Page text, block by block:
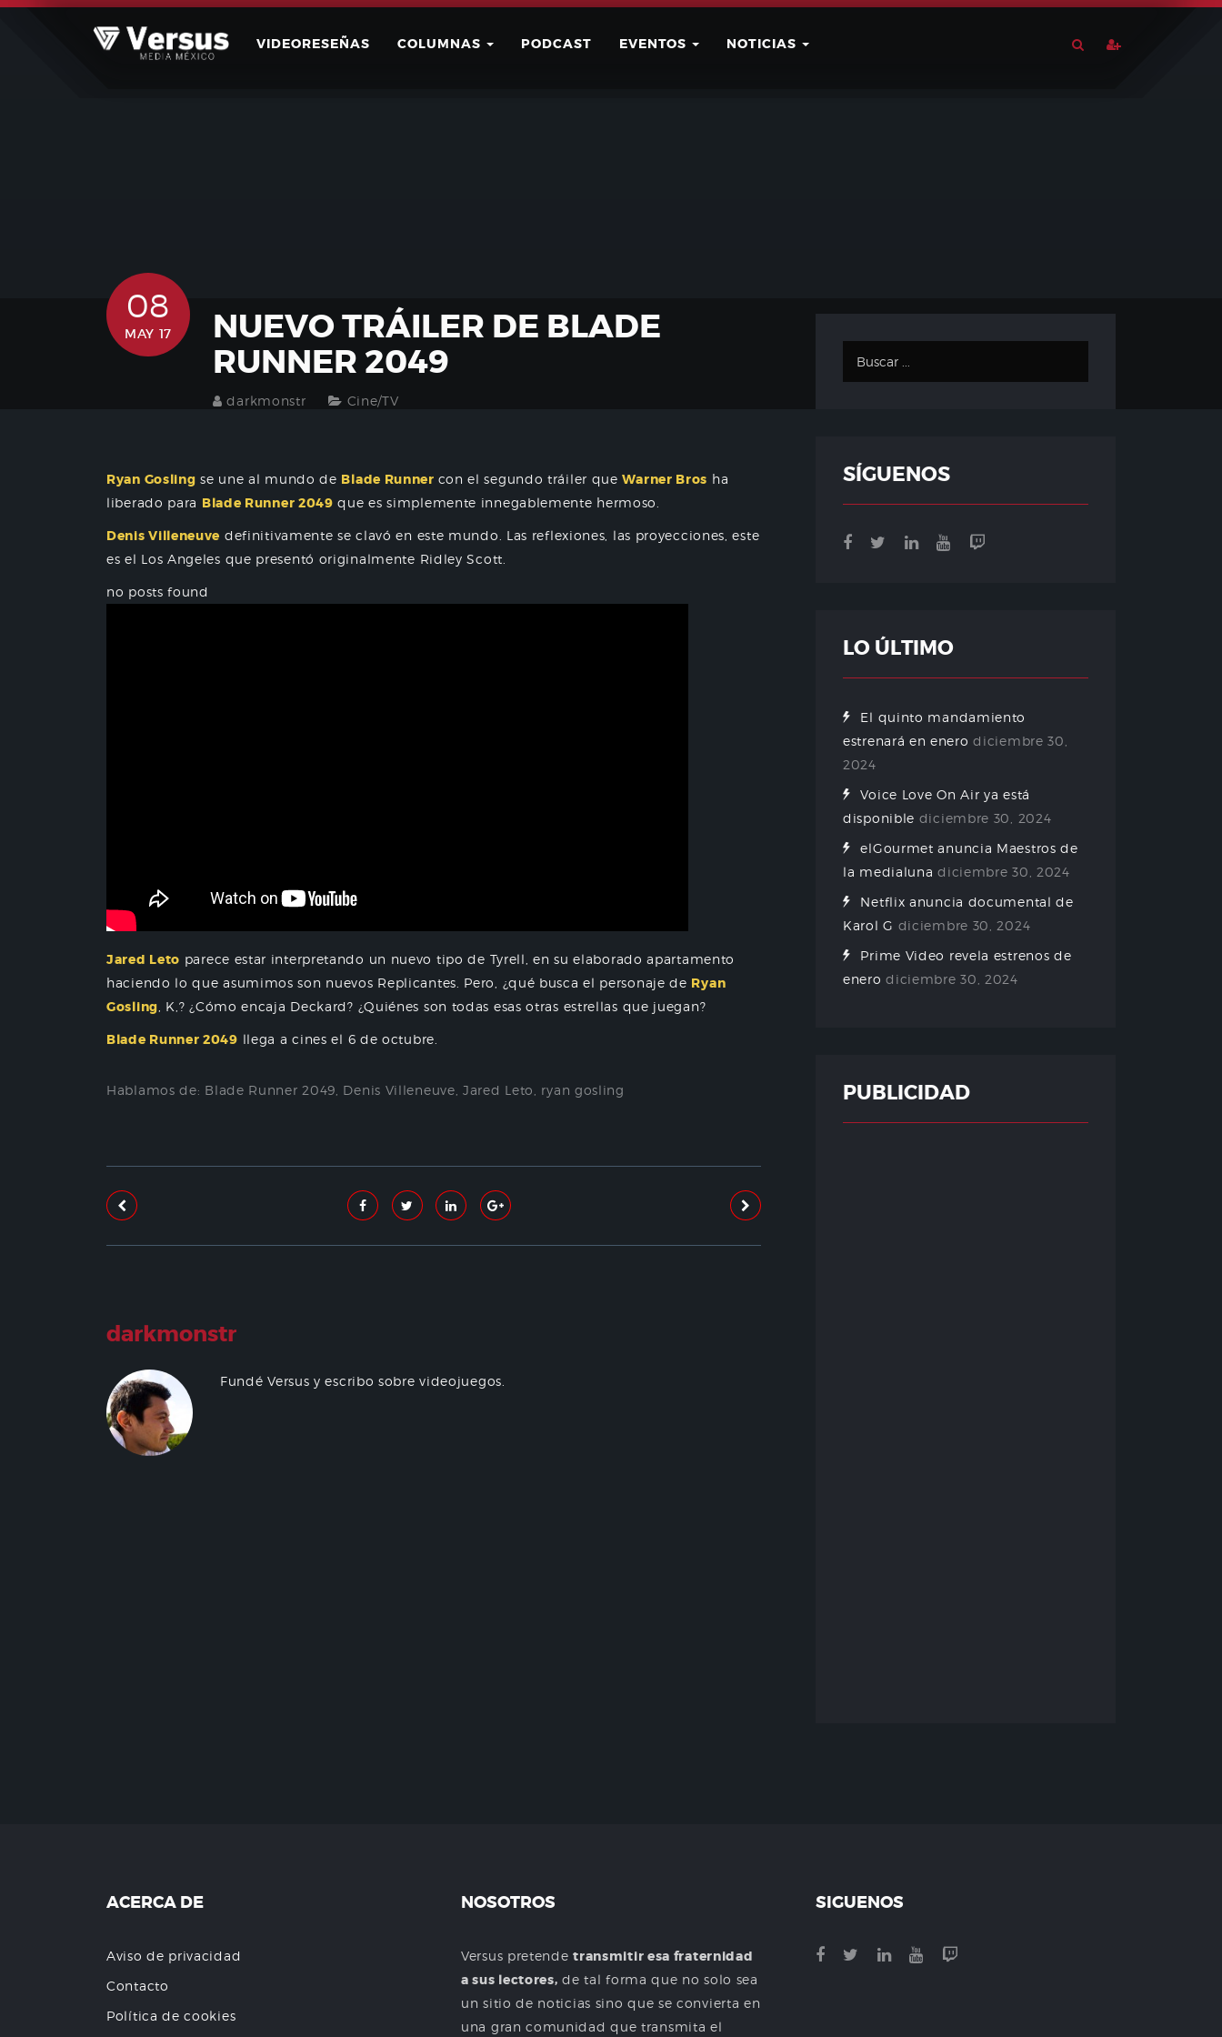
Skip
VIDEORESEÑAS COLUMNAS PODCAST EVENTOS NOTICIAS
08
MAY 17
NUEVO TRÁILER DE BLADE
RUNNER 2049
darkmonstr Cine/TV
Ryan Gosling se une al mundo de Blade Runner con el segundo tráiler queWarner Bros ha
liberado para Blade Runner 2049 que es simplemente innegablemente hermoso.
Denis Villeneuve definitivamente se clavó en este mundo. Las reflexiones, las proyecciones, este
es el Los Angeles que presentó originalmente Ridley Scott.
no posts found
Jared Leto parece estar interpretando un nuevo tipo de Tyrell, en su elaborado apartamento
haciendo lo que asumimos son nuevos Replicantes. Pero, ¿qué busca el personaje de Ryan
Gosling , K,? ¿Cómo encaja Deckard? ¿Quiénes son todas esas otras estrellas que juegan?
Blade Runner 2049 llega a cines el 6 de octubre.
Hablamos de: Blade Runner 2049 Denis Villeneuve ,Jared Leto ryan gosling
darkmonstr
Fundé Versus y escribo sobre videojuegos.
SÍGUENOS
LO ÚLTIMO
El quinto mandamiento
estrenará en enero diciembre 30,
2024
Voice Love On Air ya está
disponible diciembre 30, 2024
elGourmet anuncia Maestros de
la medialuna diciembre 30, 2024
Netflix anuncia documental de
Karol G diciembre 30, 2024
Prime Video revela estrenos de
enero diciembre 30, 2024
PUBLICIDAD
ACERCA DE
Aviso de privacidad
Contacto
Política de cookies
NOSOTROS
Versus pretendetransmitir esa fraternidad
a sus lectores, de tal forma que no solo sea
un sitio de noticias sino que se convierta en
una gran comunidad que transmita el
SIGUENOS